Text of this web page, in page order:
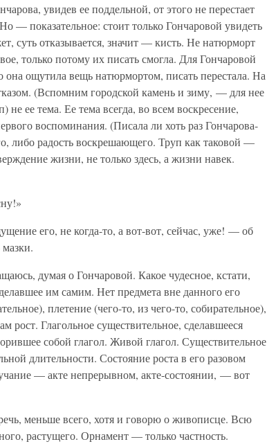
увидев ее поддельной, от этого не перестает
показательное: стоит только Гончаровой увидеть
суть отказывается, значит — кисть. Не натюрморт
только потому их писать смогла. Для Гончаровой
ощутила вещь натюрмортом, писать перестала. На
(Вспомним городской камень и зиму, — для нее
ее тема. Ее тема всегда, во всем воскресение,
воспоминания. (Писала ли хоть раз Гончарова-
либо радость воскрешающего. Труп как таковой —
жизни, не только здесь, а жизни навек.
его, не когда-то, а вот-вот, сейчас, уже! — об
думая о Гончаровой. Какое чудесное, кстати,
им самим. Нет предмета вне данного его
плетение (чего-то, из чего-то, собирательное),
рост. Глагольное существительное, сделавшееся
собой глагол. Живой глагол. Существительное
длительности. Состояние роста в его разовом
— акте непрерывном, акте-состоянии, — вот
меньше всего, хотя и говорю о живописце. Всю
растущего. Орнамент — только частность.